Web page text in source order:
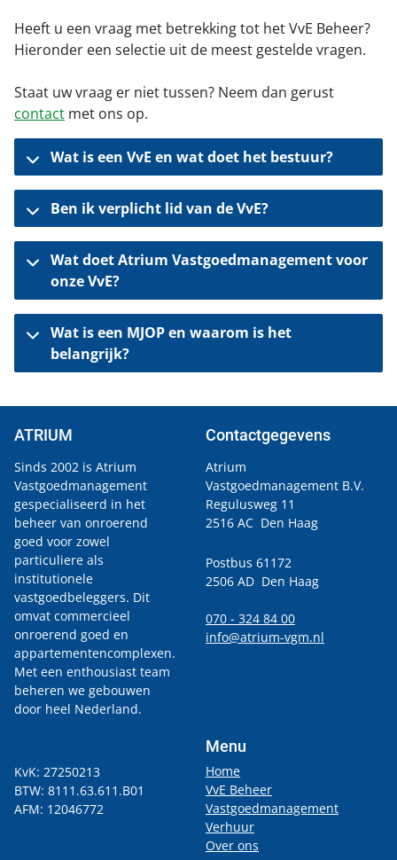
Heeft u een vraag met betrekking tot het VvE Beheer?
Hieronder een selectie uit de meest gestelde vragen.
Staat uw vraag er niet tussen? Neem dan gerust
contact met ons op.
Wat is een VvE en wat doet het bestuur?
Ben ik verplicht lid van de VvE?
Wat doet Atrium Vastgoedmanagement voor
onze VvE?
Wat is een MJOP en waarom is het
belangrijk?
ATRIUM
Sinds 2002 is Atrium
Vastgoedmanagement
gespecialiseerd in het
beheer van onroerend
goed voor zowel
particuliere als
institutionele
vastgoedbeleggers. Dit
omvat commercieel
onroerend goed en
appartementencomplexen.
Met een enthousiast team
beheren we gebouwen
door heel Nederland.
Contactgegevens
Atrium
Vastgoedmanagement B.V.
Regulusweg 11
2516 AC Den Haag
Postbus 61172
2506 AD Den Haag
070 - 324 84 00
info@atrium-vgm.nl
KvK: 27250213
BTW: 8111.63.611.B01
AFM: 12046772
Menu
Home
VvE Beheer
Vastgoedmanagement
Verhuur
Over ons